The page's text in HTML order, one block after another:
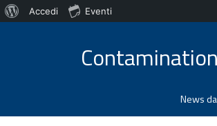
News
Informazioni
Accedi Eventi